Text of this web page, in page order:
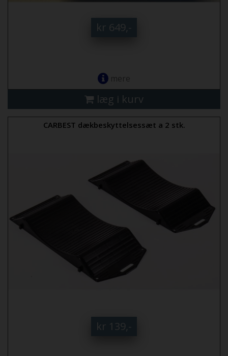
kr 649,-
mere
læg i kurv
CARBEST dækbeskyttelsessæt a 2 stk.
kr 139,-